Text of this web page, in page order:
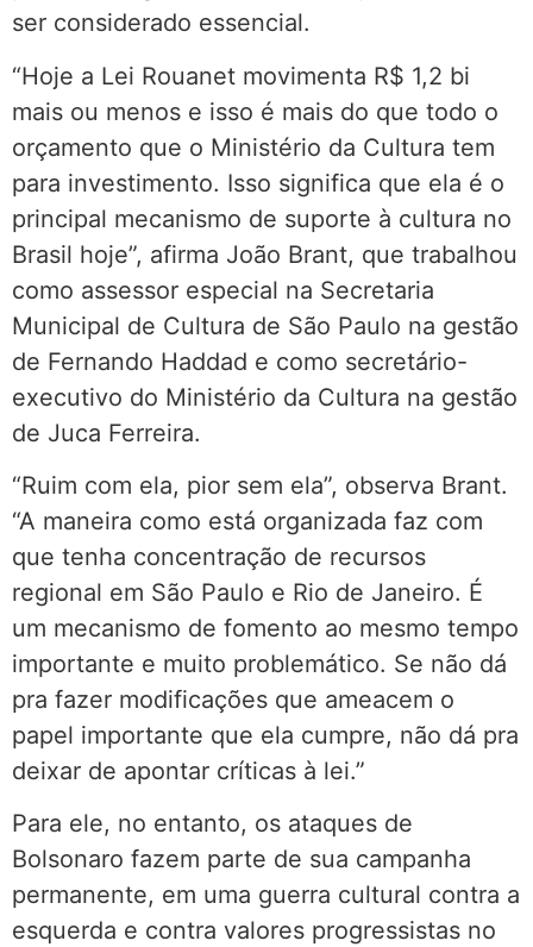
ser considerado essencial.
“Hoje a Lei Rouanet movimenta R$ 1,2 bi
mais ou menos e isso é mais do que todo o
orçamento que o Ministério da Cultura tem
para investimento. Isso significa que ela é o
principal mecanismo de suporte à cultura no
Brasil hoje”, afirma João Brant, que trabalhou
como assessor especial na Secretaria
Municipal de Cultura de São Paulo na gestão
de Fernando Haddad e como secretário-
executivo do Ministério da Cultura na gestão
de Juca Ferreira.
“Ruim com ela, pior sem ela”, observa Brant.
“A maneira como está organizada faz com
que tenha concentração de recursos
regional em São Paulo e Rio de Janeiro. É
um mecanismo de fomento ao mesmo tempo
importante e muito problemático. Se não dá
pra fazer modificações que ameacem o
papel importante que ela cumpre, não dá pra
deixar de apontar críticas à lei.”
Para ele, no entanto, os ataques de
Bolsonaro fazem parte de sua campanha
permanente, em uma guerra cultural contra a
esquerda e contra valores progressistas no